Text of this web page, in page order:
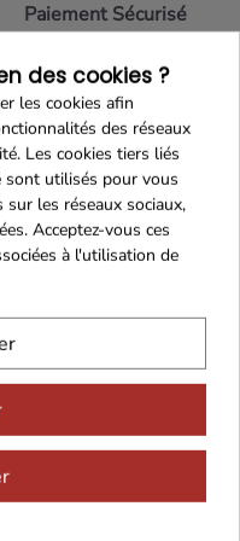
Paiement Sécurisé
Livraison 24h/48h
des cookies ?
les cookies afin
des réseaux
Les cookies tiers liés
sont utilisés pour vous
les réseaux sociaux,
Acceptez-vous ces
à l'utilisation de